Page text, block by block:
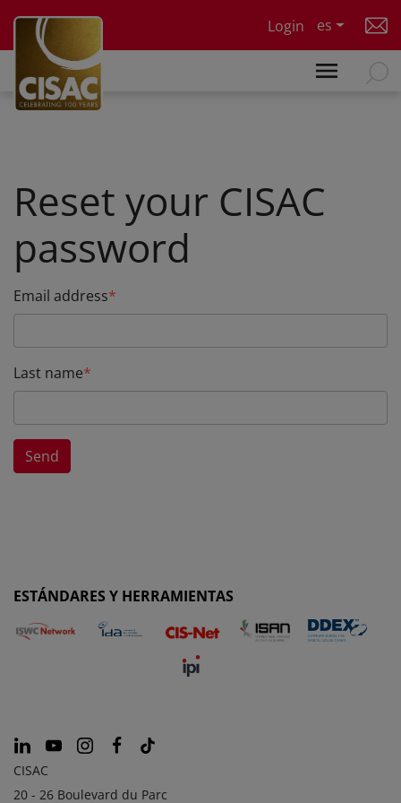
Login
es
Reset your CISAC
password
Email address
Last name
ESTÁNDARES Y HERRAMIENTAS
CISAC
20 - 26 Boulevard du Parc